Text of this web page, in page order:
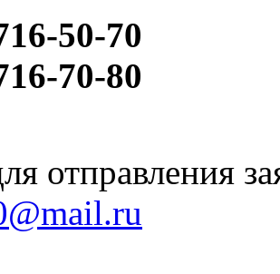
50-70
70-80
отправления